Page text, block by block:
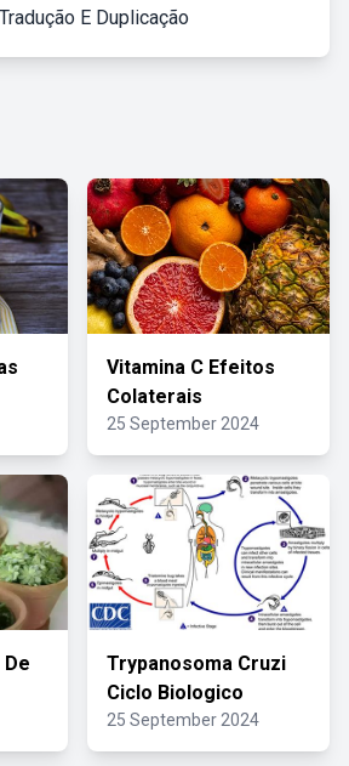
E Duplicação
Vitamina C Efeitos
Colaterais
25 September 2024
Trypanosoma Cruzi
Ciclo Biologico
25 September 2024